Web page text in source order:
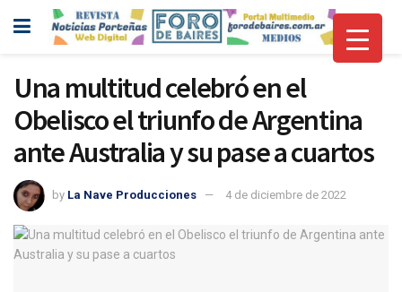
Una multitud celebró en el
Obelisco el triunfo de Argentina
ante Australia y su pase a cuartos
by La Nave Producciones 4 de diciembre de 2022